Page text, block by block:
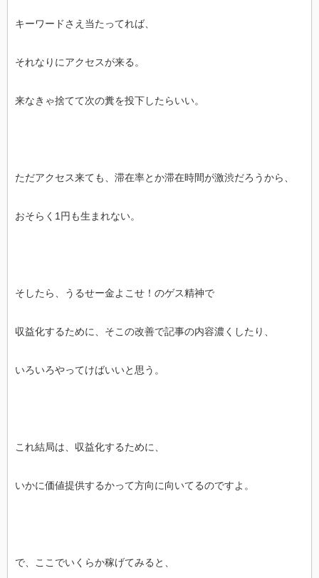
キーワードさえ当たってれば、
それなりにアクセスが来る。
来なきゃ捨てて次の糞を投下したらいい。
ただアクセス来ても、滞在率とか滞在時間が激渋だろうから、
おそらく1円も生まれない。
そしたら、うるせー金よこせ！のゲス精神で
収益化するために、そこの改善で記事の内容濃くしたり、
いろいろやってけばいいと思う。
これ結局は、収益化するために、
いかに価値提供するかって方向に向いてるのですよ。
で、ここでいくらか稼げてみると、